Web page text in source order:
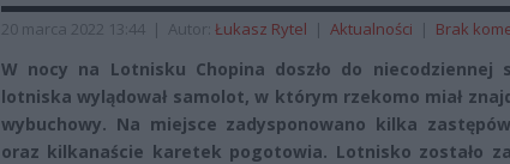
20 marca 2022 13:44 | Autor: Łukasz Rytel | Aktualności | Brak
W nocy na Lotnisku Chopina doszło do niecodziennej
lotniska wylądował samolot, w którym rzekomo miał
wybuchowy. Na miejsce zadysponowano kilka
oraz kilkanaście karetek pogotowia. Lotnisko zostało